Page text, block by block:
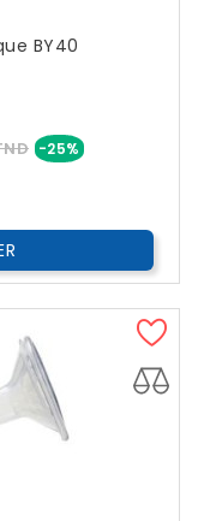
BY40
-25% Prix